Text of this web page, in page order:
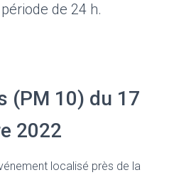
de 24 h.
(PM 10) du 17
2022
localisé près de la